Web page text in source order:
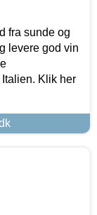
fra sunde og
levere god vin
Klik her